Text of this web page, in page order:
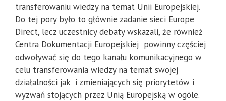
transferowaniu wiedzy na temat Unii Europejskiej.
Do tej pory było to głównie zadanie sieci Europe
Direct, lecz uczestnicy debaty wskazali, że również
Centra Dokumentacji Europejskiej powinny częściej
odwoływać się do tego kanału komunikacyjnego w
celu transferowania wiedzy na temat swojej
działalności jak i zmieniających się priorytetów i
wyzwań stojących przez Unią Europejską w ogóle.